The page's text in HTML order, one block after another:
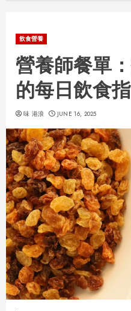
飲食營養
營養師餐單
的每日飲食
味 港浪 JUNE 16, 2025